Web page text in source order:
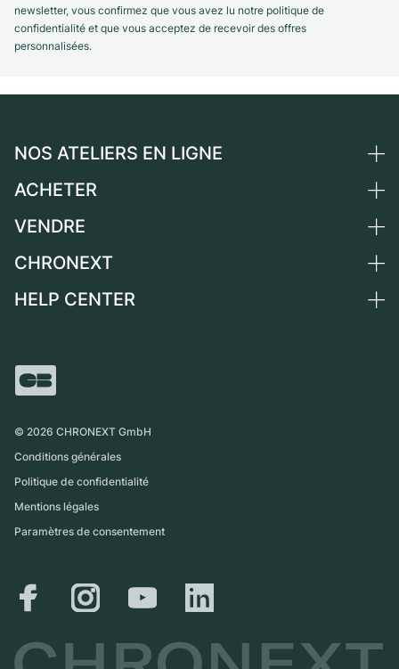
newsletter, vous confirmez que vous avez lu notre politique de
confidentialité et que vous acceptez de recevoir des offres
personnalisées.
NOS ATELIERS EN LIGNE
Allemagne
Suisse
France
International
ACHETER
Toutes les montres de luxe
Independent Brands
VENDRE
Vendre une montre
CHRONEXT
Qui sommes-nous ?
Magazine
HELP CENTER
Retrait sur place
© 2026 CHRONEXT GmbH
Conditions générales
Politique de confidentialité
Mentions légales
Paramètres de consentement